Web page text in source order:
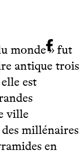
monde » fut
antique trois
est
ville
millénaires
en